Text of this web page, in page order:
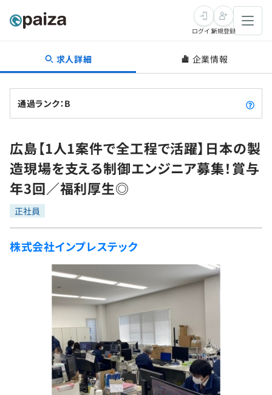
転職・キャリア
転職成功ガイド
転職エージェント
インタビュー
転職成功ガイド
新卒就活
求人検索
本選考
インターン
新卒エージェント
イベント・セミナー
インタビュー
就活成功ガイド
学習
問題集
4択課題
個人向けプラン
プログラミング言語
評価結果一覧
再チャレンジ結果一覧
ゲーム・マンガ
Tech Team Journal
paiza times
paizaとは？
ログイン新規登録
求人詳細 企業情報
通過ランク：B
広島【1人1案件で全工程で活躍】日本の製
造現場を支える制御エンジニア募集！賞与
年3回／福利厚生◎
正社員
株式会社インプレステック